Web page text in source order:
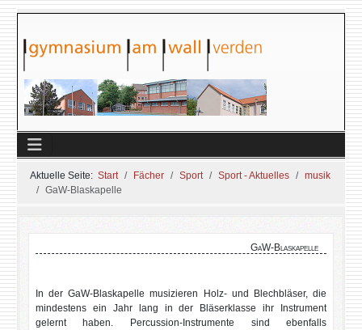
Aktuelle Seite: Start Fächer Sport Sport - Aktuelles
musik
GaW-Blaskapelle
GaW-Blaskapelle
In der GaW-Blaskapelle musizieren Holz- und Blechbläser, die
mindestens ein Jahr lang in der Bläserklasse ihr Instrument
gelernt haben. Percussion-Instrumente sind ebenfalls